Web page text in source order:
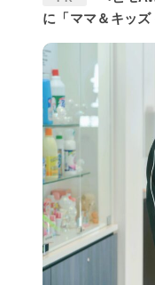
に「ママ＆キッ